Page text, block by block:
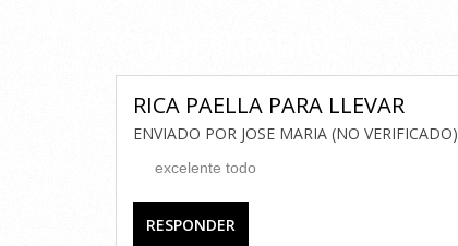
RICA PAELLA PARA LLEVAR
ENVIADO POR JOSE MARIA (NO VERIFICADO)
excelente todo
RESPONDER